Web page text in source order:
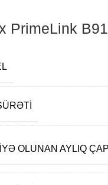
PrimeLink
OLUNAN AYLIQ